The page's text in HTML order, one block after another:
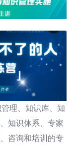
理、知识库、知
知识体系、专家
咨询和培训的专